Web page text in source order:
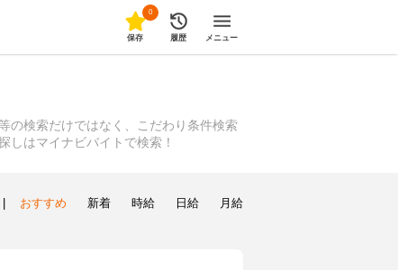
0
保存 履歴 メニュー
の検索だけではなく、こだわり条件検索
しはマイナビバイトで検索！
おすすめ 新着 時給 日給 月給